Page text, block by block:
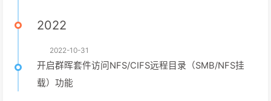
2022
2022-10-31
开启群晖套件访问NFS/CIFS远程目录（SMB/NFS挂
载）功能